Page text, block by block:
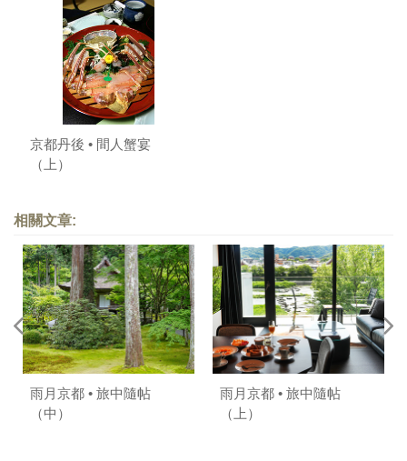
京都丹後 • 間人蟹宴
（上）
相關文章:
雨月京都 • 旅中隨帖
（中）
雨月京都 • 旅中隨帖
（上）